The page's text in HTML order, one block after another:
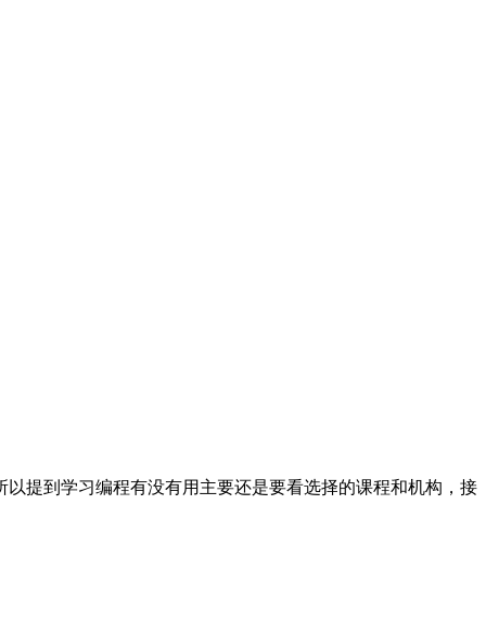
提到学习编程有没有用主要还是要看选择的课程和机构，接